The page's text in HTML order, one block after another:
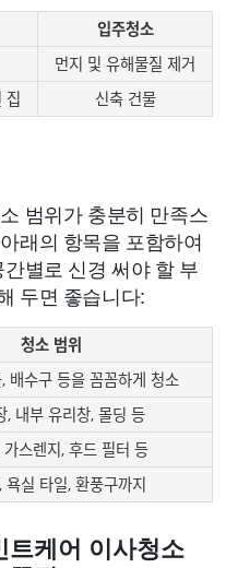
입주청소
먼지 및 유해물질 제거
집 신축 건물
범위가 충분히 만족스
래의 항목을 포함하여
별로 신경 써야 할 부
두면 좋습니다:
청소 범위
배수구 등을 꼼꼼하게 청소
, 내부 유리창, 몰딩 등
가스렌지, 후드 필터 등
욕실 타일, 환풍구까지
트케어 이사청소